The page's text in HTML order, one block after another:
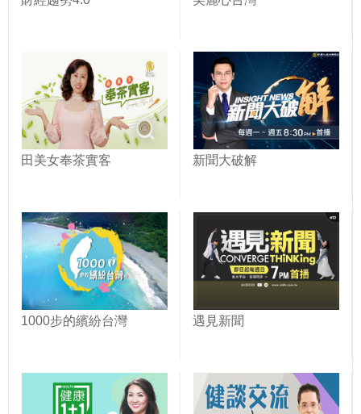
田美女奉茶實客 新聞大破解
1000步的繽紛台灣 遇見新聞